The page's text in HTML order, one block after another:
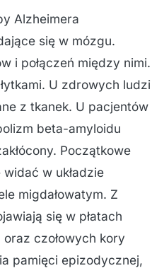
Alzheimera
się w mózgu.
i połączeń między nimi.
U zdrowych ludzi
z tkanek. U pacjentów
beta-amyloidu
Początkowe
w układzie
migdałowatym. Z
się w płatach
czołowych kory
pamięci epizodycznej,